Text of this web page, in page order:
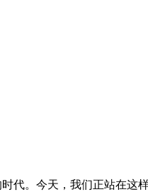
代。今天，我们正站在这